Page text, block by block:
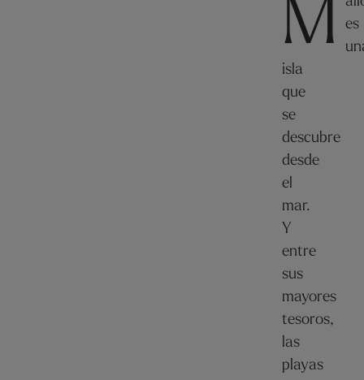
M
es
isla
que
se
descubre
desde
el
mar.
Y
entre
sus
mayores
tesoros,
las
playas